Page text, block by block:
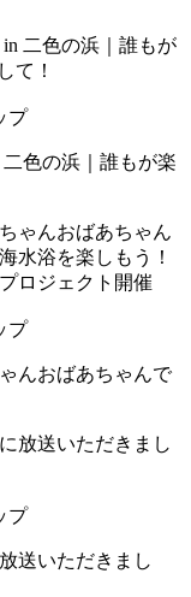
プ
色の浜｜誰もが楽
プ
んおばあちゃんで
プ
送いただきまし